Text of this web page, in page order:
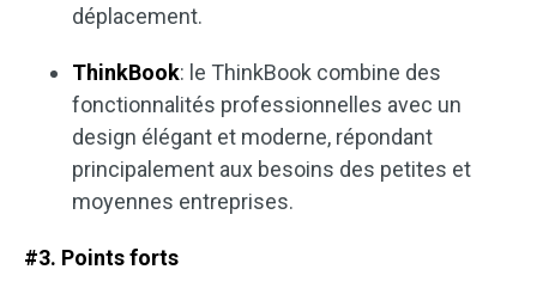
déplacement.
ThinkBook: le ThinkBook combine des
fonctionnalités professionnelles avec un
design élégant et moderne, répondant
principalement aux besoins des petites et
moyennes entreprises.
#3. Points forts